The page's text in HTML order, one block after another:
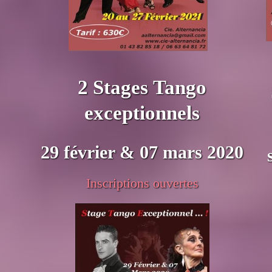
2 Stages Tango
exceptionnels
29 février & 07 mars 2020
Inscriptions ouvertes